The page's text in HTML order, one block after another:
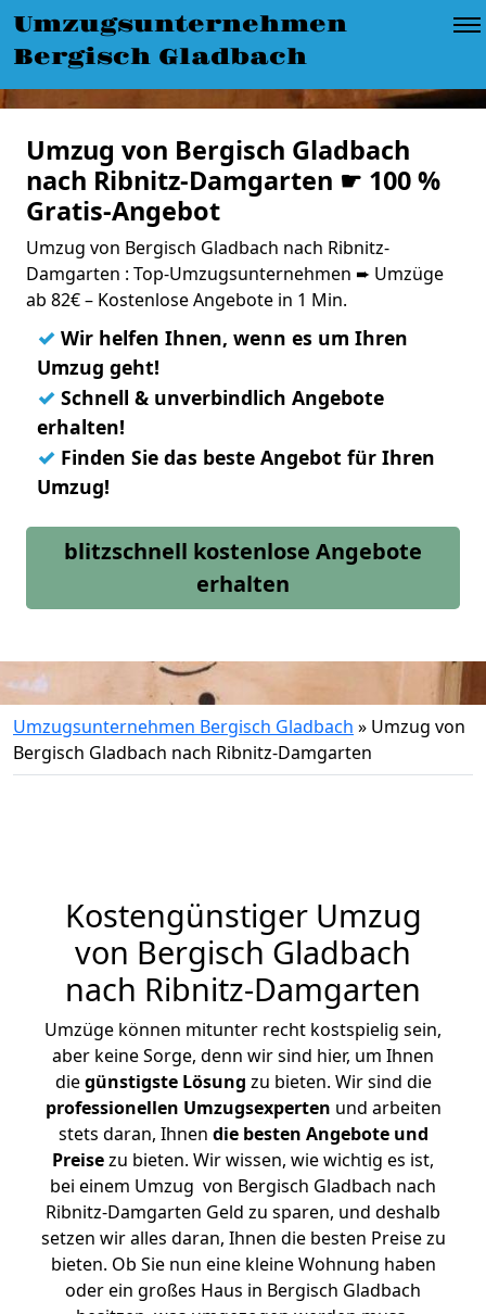
Umzugsunternehmen
Bergisch Gladbach
Umzug von Bergisch Gladbach
nach Ribnitz-Damgarten ☛ 100 %
Gratis-Angebot
Umzug von Bergisch Gladbach nach Ribnitz-
Damgarten : Top-Umzugsunternehmen ➨ Umzüge
ab 82€ – Kostenlose Angebote in 1 Min.
✓ Wir helfen Ihnen, wenn es um Ihren
Umzug geht!
✓ Schnell & unverbindlich Angebote
erhalten!
✓ Finden Sie das beste Angebot für Ihren
Umzug!
blitzschnell kostenlose Angebote
erhalten
Umzugsunternehmen Bergisch Gladbach » Umzug von
Bergisch Gladbach nach Ribnitz-Damgarten
Kostengünstiger Umzug
von Bergisch Gladbach
nach Ribnitz-Damgarten
Umzüge können mitunter recht kostspielig sein,
aber keine Sorge, denn wir sind hier, um Ihnen
diegünstigste Lösung zu bieten. Wir sind die
professionellen Umzugsexperten und arbeiten
stets daran, Ihnen die besten Angebote und
Preisezu bieten. Wir wissen, wie wichtig es ist,
bei einem Umzug von Bergisch Gladbach nach
Ribnitz-Damgarten Geld zu sparen, und deshalb
setzen wir alles daran, Ihnen die besten Preise zu
bieten. Ob Sie nun eine kleine Wohnung haben
oder ein großes Haus in Bergisch Gladbach